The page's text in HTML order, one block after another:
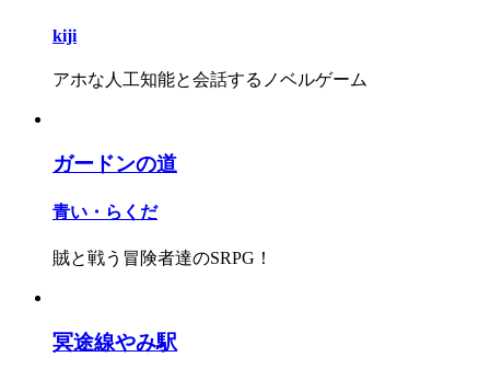
kiji
アホな人工知能と会話するノベルゲーム
ガードンの道
青い・らくだ
賊と戦う冒険者達のSRPG！
冥途線やみ駅